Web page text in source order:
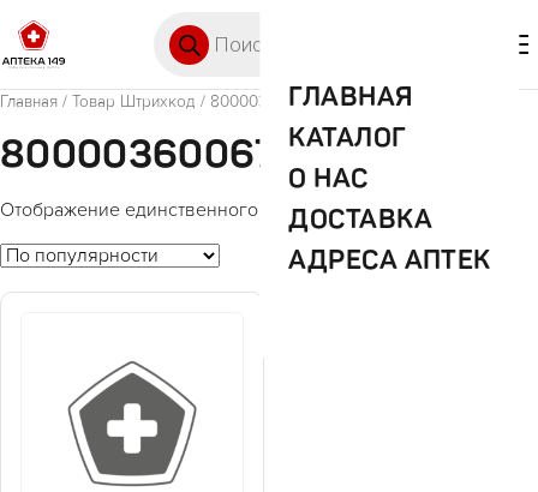
ГЛАВНАЯ
КАТАЛОГ
О НАС
ДОСТАВКА
АДРЕСА АПТЕК
Главная / Товар Штрихкод / 8000036006733
8000036006733
Отображение единственного товара